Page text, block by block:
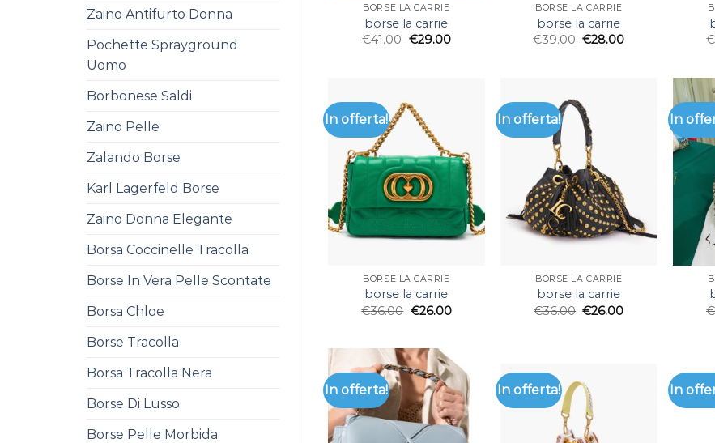
Zaino Antifurto Donna
Pochette Sprayground
Uomo
Borbonese Saldi
Zaino Pelle
Zalando Borse
Karl Lagerfeld Borse
Zaino Donna Elegante
Borsa Coccinelle Tracolla
Borse In Vera Pelle Scontate
Borsa Chloe
Borse Tracolla
Borsa Tracolla Nera
Borse Di Lusso
Borse Pelle Morbida
BORSE LA CARRIE
borse la carrie
€41.00 €29.00
BORSE LA CARRIE
borse la carrie
€39.00 €28.00
€
In offerta!
BORSE LA CARRIE
borse la carrie
€36.00 €26.00
In offerta!
BORSE LA CARRIE
borse la carrie
€36.00 €26.00
In
€
In offerta! In offerta! In